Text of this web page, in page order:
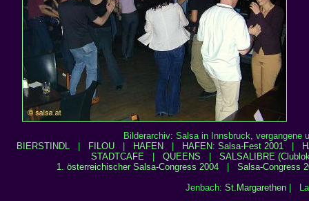
Bilderarchiv: Salsa in Innsbruck, vergangene
BIERSTINDL| FILOU| HAFEN HAFEN: Salsa-Fest 2001|
STADTCAFE| QUEENS
SALSALIBRE
1. österreichischer Salsa-Congress 2004| Salsa-Congress
Jenbach: St.Margarethen |